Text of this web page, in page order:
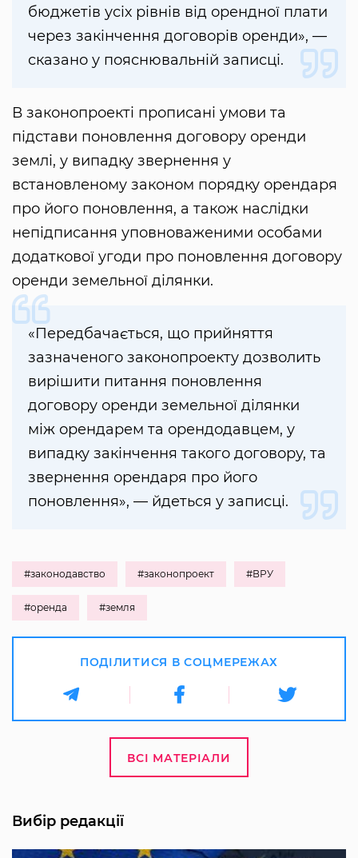
бюджетів усіх рівнів від орендної плати
через закінчення договорів оренди», —
сказано у пояснювальній записці.
В законопроекті прописані умови та
підстави поновлення договору оренди
землі, у випадку звернення у
встановленому законом порядку орендаря
про його поновлення, а також наслідки
непідписання уповноваженими особами
додаткової угоди про поновлення договору
оренди земельної ділянки.
«Передбачається, що прийняття
зазначеного законопроекту дозволить
вирішити питання поновлення
договору оренди земельної ділянки
між орендарем та орендодавцем, у
випадку закінчення такого договору, та
звернення орендаря про його
поновлення», — йдеться у записці.
#законодавство #законопроект #ВРУ
#оренда #земля
ПОДІЛИТИСЯ В СОЦМЕРЕЖАХ
ВСІ МАТЕРІАЛИ
Вибір редакції